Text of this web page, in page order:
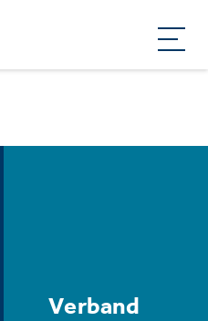
Verband